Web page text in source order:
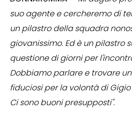
suo agente e cercheremo di
un pilastro della squadra
giovanissimo. Ed è un pilastro
questione di giorni per
Dobbiamo parlare e trovare
fiduciosi per la volontà di
Ci sono buoni presupposti".